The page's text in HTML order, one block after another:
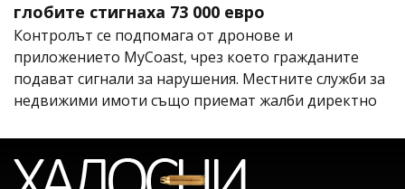
глобите стигнаха 73 000 евро
Контролът се подпомага от дронове и
приложението MyCoast, чрез което гражданите
подават сигнали за нарушения. Местните служби за
недвижими имоти също приемат жалби директно